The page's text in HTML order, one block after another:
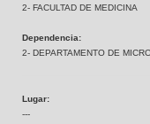
2- FACULTAD DE MEDICINA
Dependencia:
2- DEPARTAMENTO DE
Lugar:
---